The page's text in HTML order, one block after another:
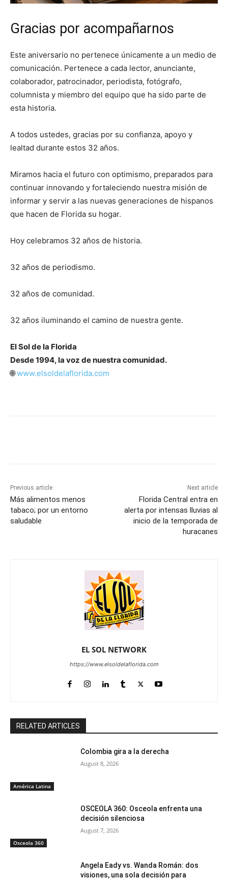
Gracias por acompañarnos
Este aniversario no pertenece únicamente a un medio de
comunicación. Pertenece a cada lector, anunciante,
colaborador, patrocinador, periodista, fotógrafo,
columnista y miembro del equipo que ha sido parte de
esta historia.
A todos ustedes, gracias por su confianza, apoyo y
lealtad durante estos 32 años.
Miramos hacia el futuro con optimismo, preparados para
continuar innovando y fortaleciendo nuestra misión de
informar y servir a las nuevas generaciones de hispanos
que hacen de Florida su hogar.
Hoy celebramos 32 años de historia.
32 años de periodismo.
32 años de comunidad.
32 años iluminando el camino de nuestra gente.
El Sol de la Florida
Desde 1994, la voz de nuestra comunidad.
🌐www.elsoldelaflorida.com
Previous article
Más alimentos menos
tabaco; por un entorno
saludable
Next article
Florida Central entra en
alerta por intensas lluvias al
inicio de la temporada de
huracanes
EL SOL NETWORK
https://www.elsoldelaflorida.com
RELATED ARTICLES
América Latina
Colombia gira a la derecha
August 8, 2026
Osceola 360
OSCEOLA 360: Osceola enfrenta una
decisión silenciosa
August 7, 2026
Angela Eady vs. Wanda Román: dos
visiones, una sola decisión para